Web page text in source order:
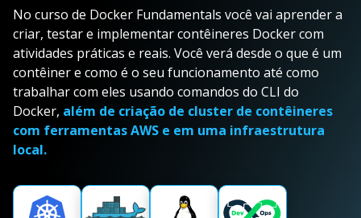
No curso de Docker Fundamentals você vai aprender a
criar, testar e implementar contêineres Docker com
atividades práticas e reais. Você verá desde o que é um
contêiner e como é o seu funcionamento até como
trabalhar com eles usando comandos do CLI do
Docker, além de criação de cluster de contêineres
com ferramentas AWS e em uma infraestrutura
local.